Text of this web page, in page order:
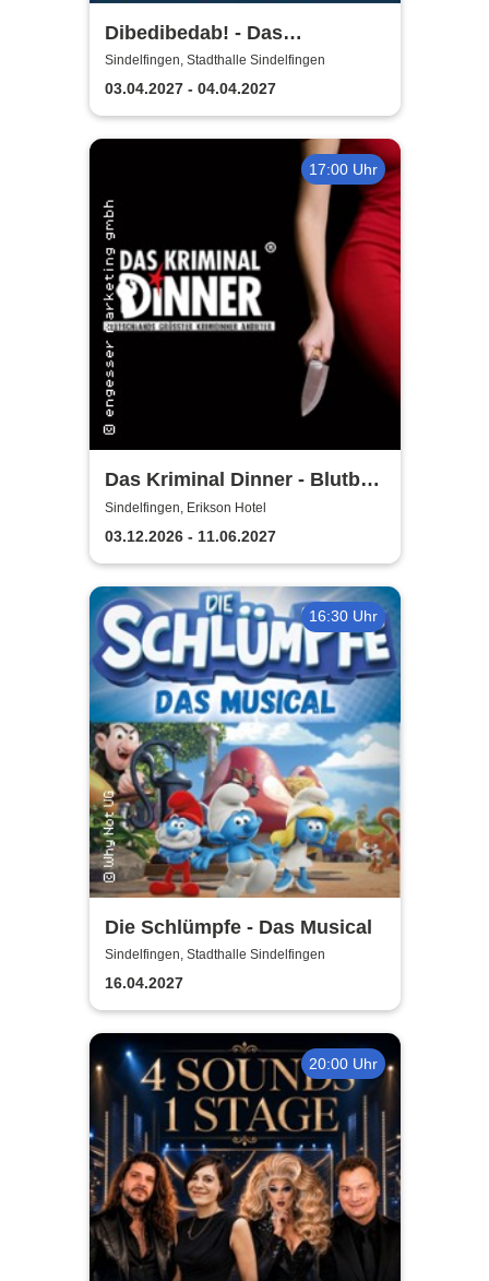
Dibedibedab! - Das
Kikaninchen-Musical
Sindelfingen, Stadthalle Sindelfingen
03.04.2027 - 04.04.2027
17:00 Uhr
Das Kriminal Dinner - Blutbad
im Gemeinderat
Sindelfingen, Erikson Hotel
03.12.2026 - 11.06.2027
16:30 Uhr
Die Schlümpfe - Das Musical
Sindelfingen, Stadthalle Sindelfingen
16.04.2027
20:00 Uhr